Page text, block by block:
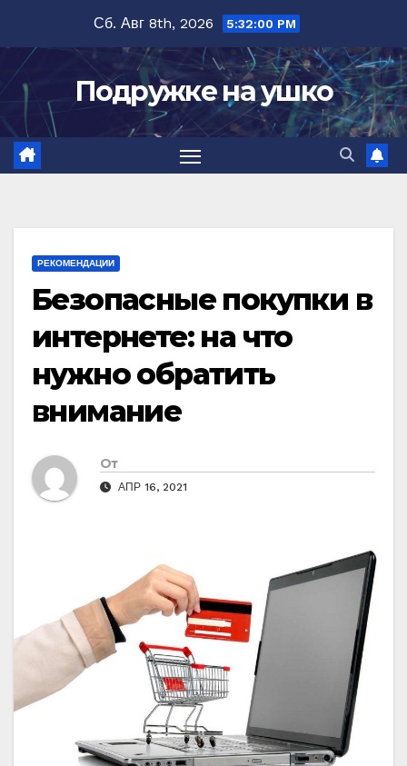
содержимому
Сб. Авг 8th, 2026 5:32:00 PM
Подружке на ушко
РЕКОМЕНДАЦИИ
Безопасные покупки в
интернете: на что
нужно обратить
внимание
От
АПР 16, 2021